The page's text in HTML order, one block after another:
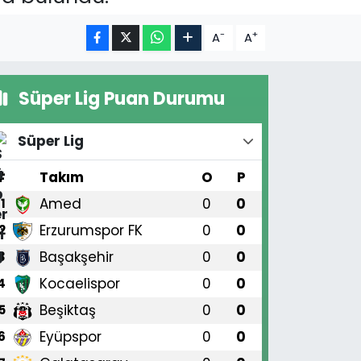
A- A+
Süper Lig Puan Durumu
Süper Lig
Takım O P
1 Amed 0 0
Erzurumspor FK 0 0
Başakşehir 0 0
Kocaelispor 0 0
Beşiktaş 0 0
Eyüpspor 0 0